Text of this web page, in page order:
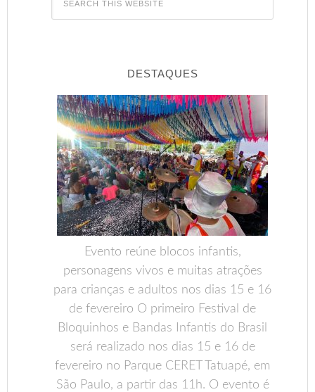
DESTAQUES
Evento reúne blocos infantis,
personagens vivos e muitas atrações
para crianças e adultos nos dias 15 e 16
de fevereiro O primeiro Festival de
Bloquinhos e Bandas Infantis do Brasil
será realizado nos dias 15 e 16 de
fevereiro no Parque CERET Tatuapé, em
São Paulo, a partir das 11h. O evento é